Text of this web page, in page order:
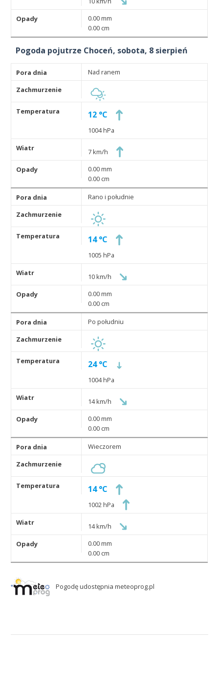
0.00 mm
0.00 cm
Pogoda pojutrze Choceń, sobota, 8 sierpień
Nad ranem
12 °C
1004 hPa
7 km/h
0.00 mm
0.00 cm
Rano i południe
14 °C
1005 hPa
10 km/h
0.00 mm
0.00 cm
Po południu
24 °C
1004 hPa
14 km/h
0.00 mm
0.00 cm
Wieczorem
14 °C
1002 hPa
14 km/h
0.00 mm
0.00 cm
Pogodę udostępnia meteoprog.pl